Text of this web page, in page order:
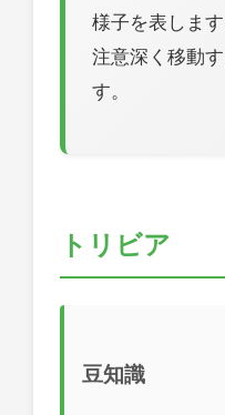
様子を表しま
注意深く移動
す。
トリビア
豆知識